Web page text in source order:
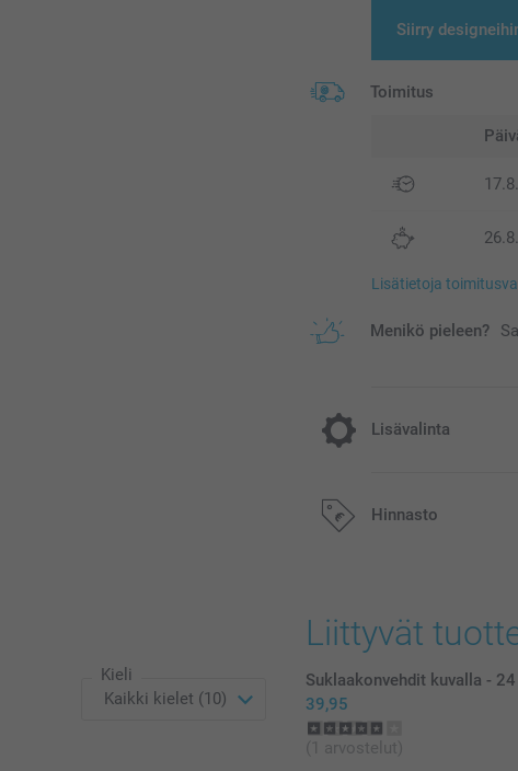
Siirry
Toimitus
Lisätietoja
Menikö pieleen?
Lisävalinta
Viilennys lämpimiin
Hinnasto
Kieli
Liittyvät
Suklaakonvehdit kuvalla -
39,95
(1 arvostelut)